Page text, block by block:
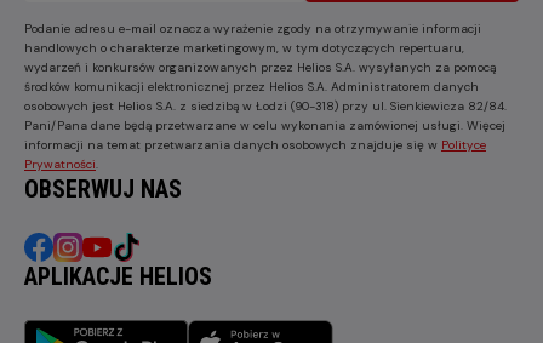
Podanie adresu e-mail oznacza wyrażenie zgody na otrzymywanie informacji
handlowych o charakterze marketingowym, w tym dotyczących repertuaru,
wydarzeń i konkursów organizowanych przez Helios S.A. wysyłanych za pomocą
środków komunikacji elektronicznej przez Helios S.A. Administratorem danych
osobowych jest Helios S.A. z siedzibą w Łodzi (90-318) przy ul. Sienkiewicza 82/84.
Pani/Pana dane będą przetwarzane w celu wykonania zamówionej usługi. Więcej
informacji na temat przetwarzania danych osobowych znajduje się w Polityce
Prywatności
OBSERWUJ NAS
APLIKACJE HELIOS